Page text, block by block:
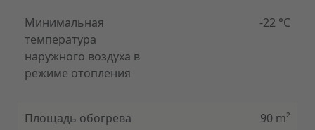
Чистый климат в помещении (холодная плазма)
помещении с нашими современными тепловыми
Минимальная
температура
наружного воздуха в
режиме отопления
-22 °C
Площадь обогрева 90 m²